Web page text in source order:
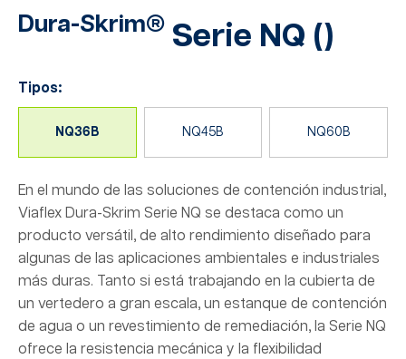
Dura-Skrim® Serie NQ ()
Tipos:
NQ36B NQ45B NQ60B
En el mundo de las soluciones de contención industrial,
Viaflex Dura-Skrim Serie NQ se destaca como un
producto versátil, de alto rendimiento diseñado para
algunas de las aplicaciones ambientales e industriales
más duras. Tanto si está trabajando en la cubierta de
un vertedero a gran escala, un estanque de contención
de agua o un revestimiento de remediación, la Serie NQ
ofrece la resistencia mecánica y la flexibilidad